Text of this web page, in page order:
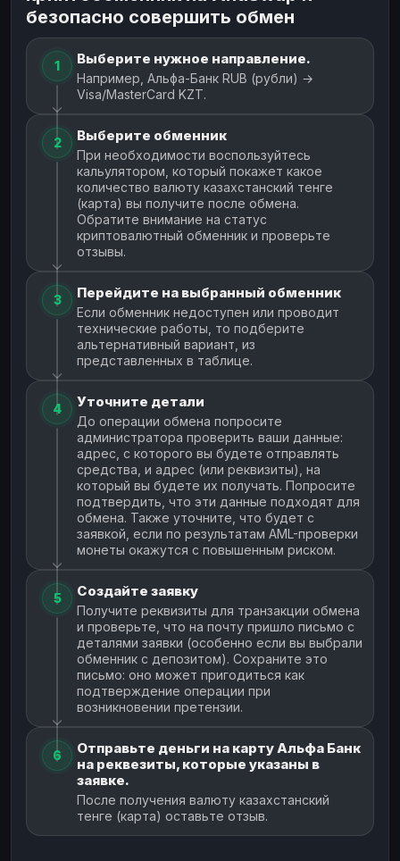
безопасно совершить обмен
1 Выберите нужное направление.
Например, Альфа-Банк RUB (рубли) →
Visa/MasterCard KZT.
2 Выберите обменник
При необходимости воспользуйтесь
кальулятором, который покажет какое
количество валюту казахстанский тенге
(карта) вы получите после обмена.
Обратите внимание на статус
криптовалютный обменник и проверьте
отзывы.
3 Перейдите на выбранный обменник
Если обменник недоступен или проводит
технические работы, то подберите
альтернативный вариант, из
представленных в таблице.
4 Уточните детали
До операции обмена попросите
администратора проверить ваши данные:
адрес, с которого вы будете отправлять
средства, и адрес (или реквизиты), на
который вы будете их получать. Попросите
подтвердить, что эти данные подходят для
обмена. Также уточните, что будет с
заявкой, если по результатам AML-проверки
монеты окажутся с повышенным риском.
5 Создайте заявку
Получите реквизиты для транзакции обмена
и проверьте, что на почту пришло письмо с
деталями заявки (особенно если вы выбрали
обменник с депозитом). Сохраните это
письмо: оно может пригодиться как
подтверждение операции при
возникновении претензии.
6
Отправьте деньги на карту Альфа Банк
на реквезиты, которые указаны в
заявке.
После получения валюту казахстанский
тенге (карта) оставьте отзыв.